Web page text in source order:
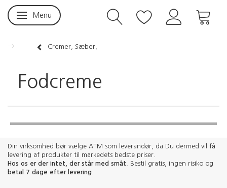
Skifte navigation
Menu
Cremer, Sæber,
Fodcreme
Din virksomhed bør vælge ATM som leverandør, da Du dermed vil få
levering af produkter til markedets bedste priser.
Hos os er der intet, der står med småt . Bestil gratis, ingen risiko og
betal 7 dage efter levering